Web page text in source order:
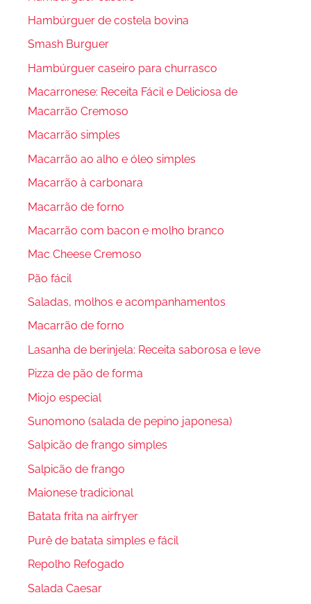
Hambúrguer de costela bovina
Smash Burguer
Hambúrguer caseiro para churrasco
Macarronese: Receita Fácil e Deliciosa de
Macarrão Cremoso
Macarrão simples
Macarrão ao alho e óleo simples
Macarrão à carbonara
Macarrão de forno
Macarrão com bacon e molho branco
Mac Cheese Cremoso
Pão fácil
Saladas, molhos e acompanhamentos
Macarrão de forno
Lasanha de berinjela: Receita saborosa e leve
Pizza de pão de forma
Miojo especial
Sunomono (salada de pepino japonesa)
Salpicão de frango simples
Salpicão de frango
Maionese tradicional
Batata frita na airfryer
Purê de batata simples e fácil
Repolho Refogado
Salada Caesar